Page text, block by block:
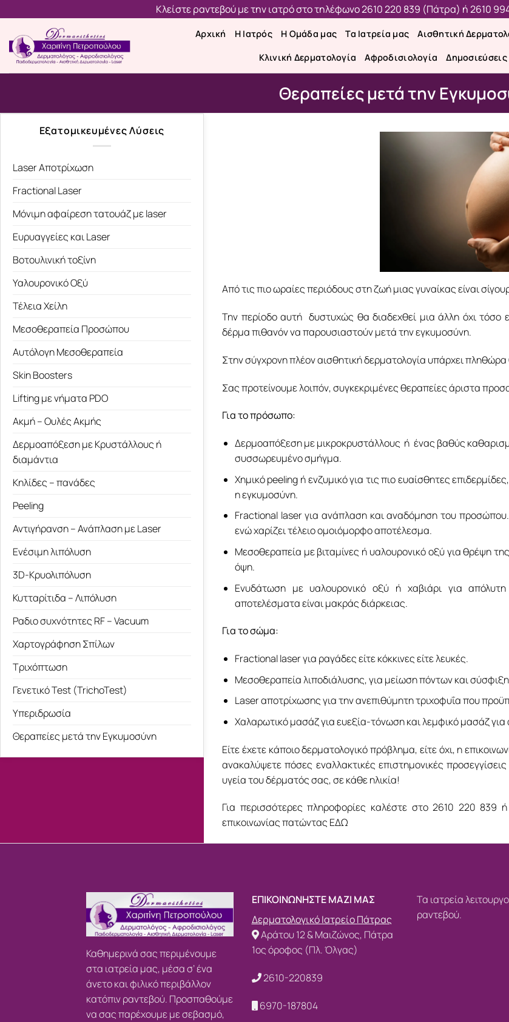
στο
περιεχόμενο
Κλείστε ραντεβού με την ιατρό στο τηλέφωνο2610 220 839 (Πάτρα) ή2610
Αρχική Η Ιατρός Η Ομάδα μας Τα Ιατρεία μας Αισθητική
Κλινική Δερματολογία Αφροδισιολογία Δημοσιεύσεις
Θεραπείες μετά την
Εξατομικευμένες Λύσεις
Laser Αποτρίχωση
Fractional Laser
Μόνιμη αφαίρεση τατουάζ με laser
Ευρυαγγείες και Laser
Βοτουλινική τοξίνη
Υαλουρονικό Οξύ
Τέλεια Χείλη
Μεσοθεραπεία Προσώπου
Αυτόλογη Μεσοθεραπεία
Skin Boosters
Lifting με νήματα PDO
Ακμή – Ουλές Ακμής
Δερμοαπόξεση με Κρυστάλλους ή
διαμάντια
Κηλίδες – πανάδες
Peeling
Αντιγήρανση – Ανάπλαση με Laser
Ενέσιμη λιπόλυση
3D-Κρυολιπόλυση
Κυτταρίτιδα – Λιπόλυση
Ραδιο συχνότητες RF – Vacuum
Χαρτογράφηση Σπίλων
Τριχόπτωση
Γενετικό Test (TrichoTest)
Υπεριδρωσία
Θεραπείες μετά την Εγκυμοσύνη
Από τις πιο ωραίες περιόδους στη ζωή μιας γυναίκας είναι
Την περίοδο αυτή δυστυχώς θα διαδεχθεί μια άλλη όχι
δέρμα πιθανόν να παρουσιαστούν μετά την εγκυμοσύνη.
Στην σύγχρονη πλέον αισθητική δερματολογία υπάρχει
Σας προτείνουμε λοιπόν, συγκεκριμένες θεραπείες άριστα
Για το πρόσωπο:
Δερμοαπόξεση με μικροκρυστάλλους ή ένας βαθύς
συσσωρευμένο σμήγμα.
Χημικό peeling ή ενζυμικό για τις πιο ευαίσθητες
η εγκυμοσύνη.
Fractional laser για ανάπλαση και αναδόμηση του
ενώ χαρίζει τέλειο ομοιόμορφο αποτέλεσμα.
Μεσοθεραπεία με βιταμίνες ή υαλουρονικό οξύ για θρέψη
όψη.
Ενυδάτωση με υαλουρονικό οξύ ή χαβιάρι για
αποτελέσματα είναι μακράς διάρκειας.
Για το σώμα:
Fractional laser για ραγάδες είτε κόκκινες είτε λευκές.
Μεσοθεραπεία λιποδιάλυσης, για μείωση πόντων και
Laser αποτρίχωσης για την ανεπιθύμητη τριχοφυΐα που
Χαλαρωτικό μασάζ για ευεξία-τόνωση και λεμφικό μασάζ
Είτε έχετε κάποιο δερματολογικό πρόβλημα, είτε όχι, η
ανακαλύψετε πόσες εναλλακτικές επιστημονικές
υγεία του δέρματός σας, σε κάθε ηλικία!
Για περισσότερες πληροφορίες καλέστε στο 2610 220
επικοινωνίας πατώντας ΕΔΩ
Καθημερινά σας περιμένουμε
στα ιατρεία μας, μέσα σ’ ένα
άνετο και φιλικό περιβάλλον
κατόπιν ραντεβού. Προσπαθούμε
να σας παρέχουμε με σεβασμό,
ΕΠΙΚΟΙΝΩΝΗΣΤΕ ΜΑΖΙ ΜΑΣ
Δερματολογικό Ιατρείο Πάτρας
Αράτου 12 & Μαιζώνος, Πάτρα
1ος όροφος (Πλ. Όλγας)
2610-220839
6970-187804
Τα ιατρεία
ραντεβού.